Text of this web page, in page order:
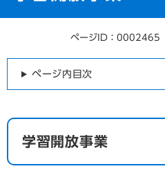
ページID：0002465
ページ内目次
学習開放事業